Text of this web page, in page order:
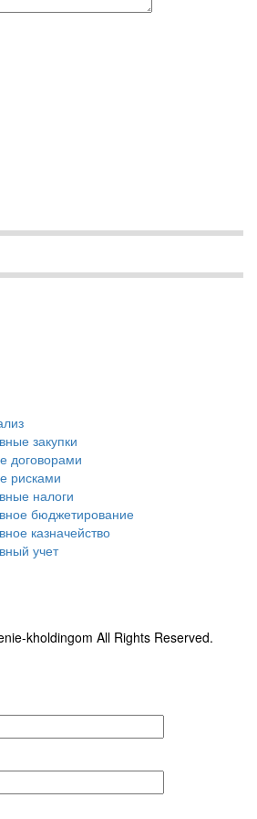
закупки
договорами
рисками
налоги
бюджетирование
казначейство
учет
kholdingom All Rights Reserved.